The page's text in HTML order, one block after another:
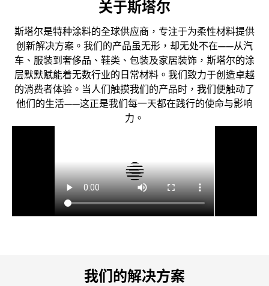
关于斯塔尔
斯塔尔是特种涂料的全球供应商，专注于为柔性材料提供
创新解决方案。我们的产品虽无形，却无处不在——从汽
车、服装到奢侈品、鞋类、包装及家居装饰，斯塔尔的涂
层默默赋能着无数行业的日常材料。我们致力于创造卓越
的消费者体验。当人们触摸我们的产品时，我们便触动了
他们的生活——这正是我们每一天都在践行的使命与影响
力。
我们的解决方案